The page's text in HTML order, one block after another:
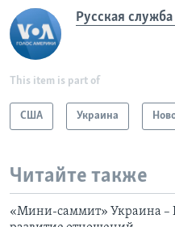
Русская
This item is part of
США Украина
Читайте также
«Мини-саммит» Украина –